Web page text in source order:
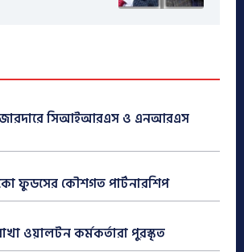
জোরদারে সিআইআরএস ও এনআরএস
ফুডসের কৌশগত পার্টনারশিপ
ওয়ালটন কর্মকর্তারা পুরস্কৃত